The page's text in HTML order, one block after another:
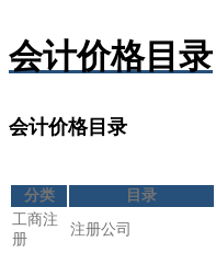
会计价格目录
会计价格目录
分类 目录
工商注
册
注册公司